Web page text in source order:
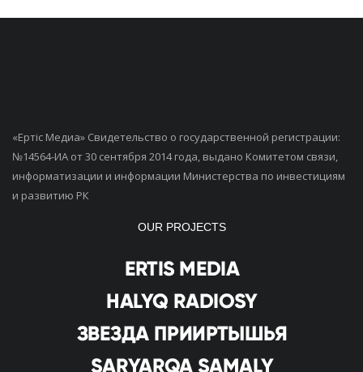
«Ертiс Медиа» Свидетельство о государственной регистрации:
№14564-ИА от 30 сентября 2014 года, выдано Комитетом связи,
информатизации и информации Министерства по инвестициям
и развитию РК
OUR PROJECTS